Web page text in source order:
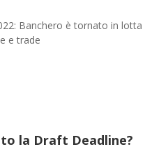
Banchero è tornato in lotta
e trade
la Draft Deadline?